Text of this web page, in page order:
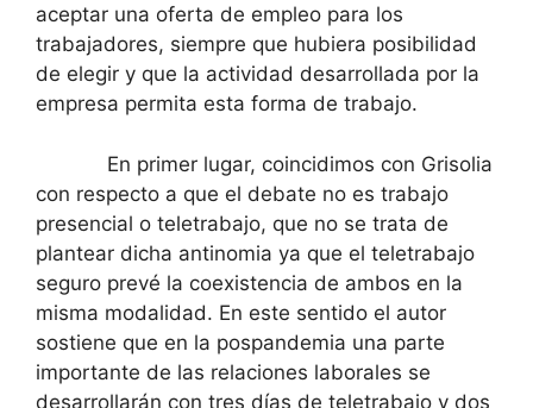
aceptar una oferta de empleo para los
trabajadores, siempre que hubiera posibilidad
de elegir y que la actividad desarrollada por la
empresa permita esta forma de trabajo.
En primer lugar, coincidimos con Grisolia
con respecto a que el debate no es trabajo
presencial o teletrabajo, que no se trata de
plantear dicha antinomia ya que el teletrabajo
seguro prevé la coexistencia de ambos en la
misma modalidad. En este sentido el autor
sostiene que en la pospandemia una parte
importante de las relaciones laborales se
desarrollarán con tres días de teletrabajo y dos